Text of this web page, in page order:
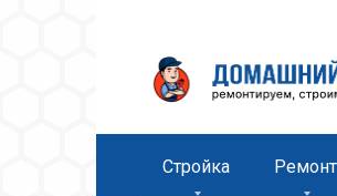
Стройка Ремонт